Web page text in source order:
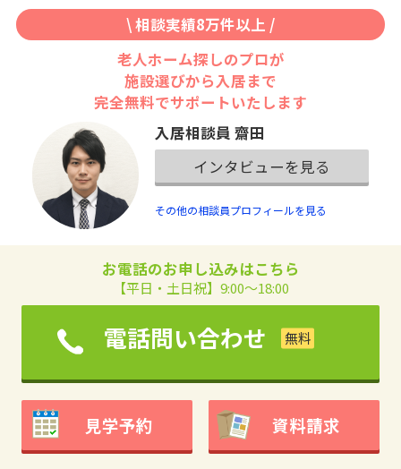
\ 相談実績8万件以上 /
老人ホーム探しのプロが
施設選びから入居まで
完全無料でサポートいたします
入居相談員 齋田
インタビューを見る
その他の相談員プロフィールを見る
お電話のお申し込みはこちら
【平日・土日祝】9:00～18:00
電話問い合わせ
見学予約 資料請求